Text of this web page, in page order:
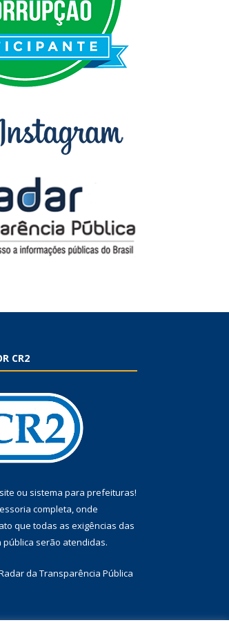
CR2
ou sistema para prefeituras!
completa, onde
que todas as exigências das
pública serão atendidas.
da Transparência Pública